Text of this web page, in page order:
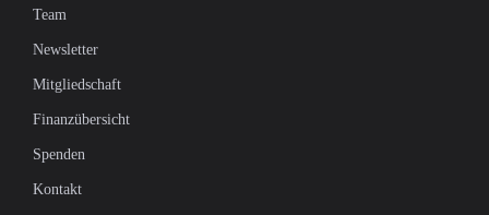
Team
Newsletter
Mitgliedschaft
Finanzübersicht
Spenden
Kontakt